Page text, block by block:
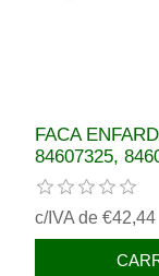
FACA
84607325,
c/IVA de €42,44